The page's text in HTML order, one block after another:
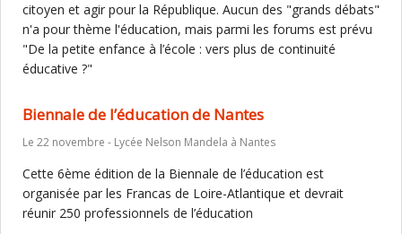
citoyen et agir pour la République. Aucun des "grands débats"
n'a pour thème l'éducation, mais parmi les forums est prévu
"De la petite enfance à l’école : vers plus de continuité
éducative ?"
Biennale de l’éducation de Nantes
Le 22 novembre - Lycée Nelson Mandela à Nantes
Cette 6ème édition de la Biennale de l’éducation est
organisée par les Francas de Loire-Atlantique et devrait
réunir 250 professionnels de l’éducation